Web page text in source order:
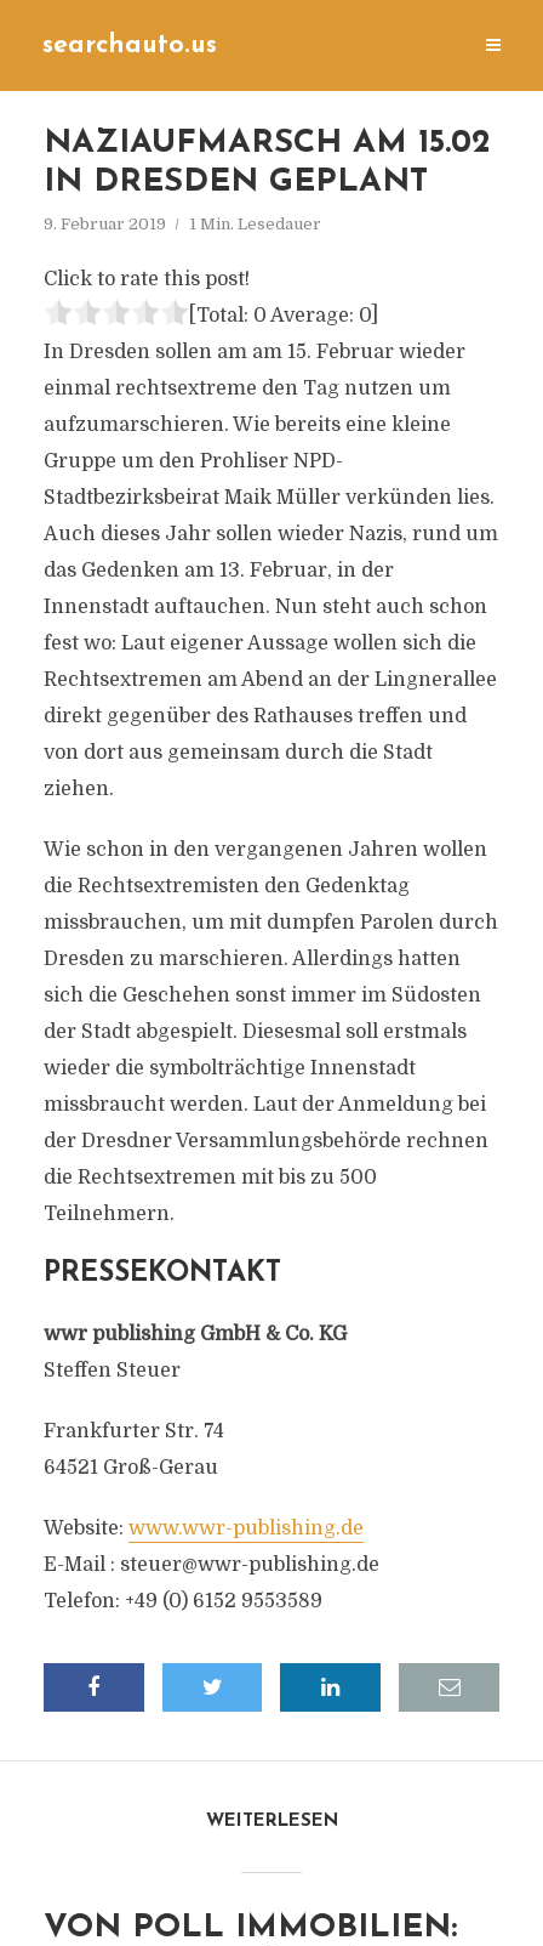
searchauto.us
NAZIAUFMARSCH AM 15.02
IN DRESDEN GEPLANT
9. Februar 2019 1 Min. Lesedauer
Click to rate this post!
[Total: 0 Average: 0]
In Dresden sollen am am 15. Februar wieder
einmal rechtsextreme den Tag nutzen um
aufzumarschieren. Wie bereits eine kleine
Gruppe um den Prohliser NPD-
Stadtbezirksbeirat Maik Müller verkünden lies.
Auch dieses Jahr sollen wieder Nazis, rund um
das Gedenken am 13. Februar, in der
Innenstadt auftauchen. Nun steht auch schon
fest wo: Laut eigener Aussage wollen sich die
Rechtsextremen am Abend an der Lingnerallee
direkt gegenüber des Rathauses treffen und
von dort aus gemeinsam durch die Stadt
ziehen.
Wie schon in den vergangenen Jahren wollen
die Rechtsextremisten den Gedenktag
missbrauchen, um mit dumpfen Parolen durch
Dresdenzu marschieren. Allerdings hatten
sich die Geschehen sonst immer im Südosten
der Stadt abgespielt. Diesesmal soll erstmals
wieder die symbolträchtige Innenstadt
missbraucht werden. Laut der Anmeldung bei
der Dresdner Versammlungsbehörde rechnen
die Rechtsextremenmit bis zu 500
Teilnehmern.
PRESSEKONTAKT
wwr publishing GmbH & Co. KG
Steffen Steuer
Frankfurter Str. 74
64521 Groß-Gerau
Website: www.wwr-publishing.de
E-Mail : steuer@wwr-publishing.de
Telefon: +49 (0) 6152 9553589
WEITERLESEN
VON POLL IMMOBILIEN: